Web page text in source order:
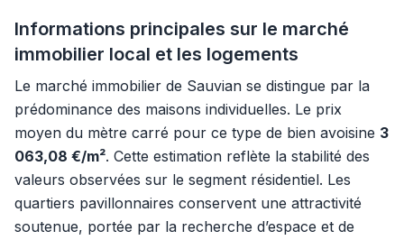
Informations principales sur le marché
immobilier local et les logements
Le marché immobilier de Sauvian se distingue par la
prédominance des maisons individuelles. Le prix
moyen du mètre carré pour ce type de bien avoisine 3
063,08 €/m². Cette estimation reflète la stabilité des
valeurs observées sur le segment résidentiel. Les
quartiers pavillonnaires conservent une attractivité
soutenue, portée par la recherche d’espace et de